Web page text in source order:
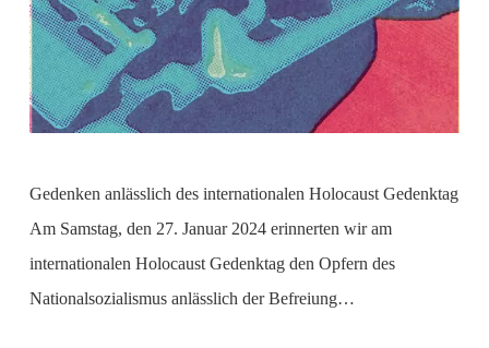
Gedenken anlässlich des internationalen Holocaust Gedenktag
Am Samstag, den 27. Januar 2024 erinnerten wir am
internationalen Holocaust Gedenktag den Opfern des
Nationalsozialismus anlässlich der Befreiung…